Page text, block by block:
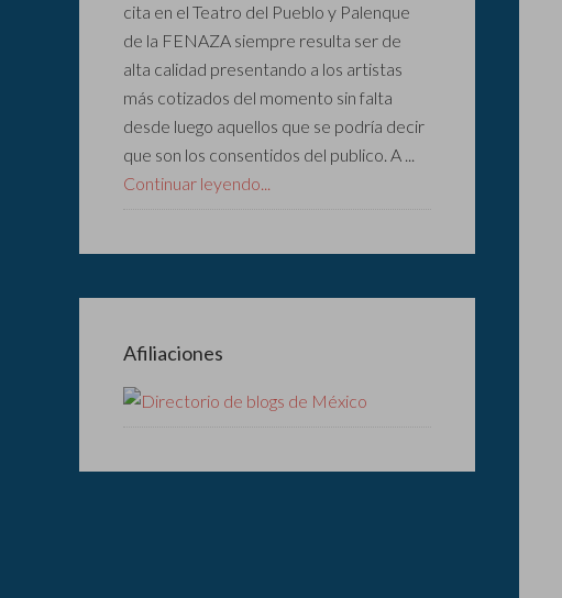
cita en el Teatro del Pueblo y Palenque
de la FENAZA siempre resulta ser de
alta calidad presentando a los artistas
más cotizados del momento sin falta
desde luego aquellos que se podría decir
que son los consentidos del publico. A ...
Continuar leyendo...
Afiliaciones